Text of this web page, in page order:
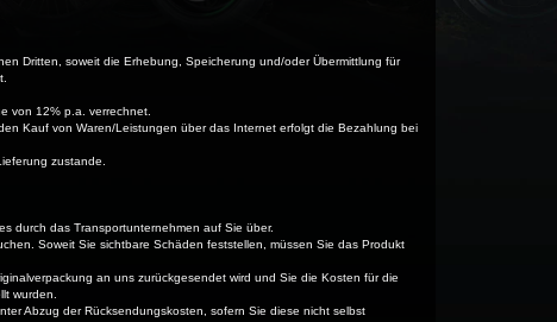
Dritten, soweit die Erhebung, Speicherung und/oder Übermittlung für
von 12% p.a. verrechnet.
Kauf von Waren/Leistungen über das Internet erfolgt die Bezahlung bei
zustande.
durch das Transportunternehmen auf Sie über.
Soweit Sie sichtbare Schäden feststellen, müssen Sie das Produkt
an uns zurückgesendet wird und Sie die Kosten für die
wurden.
Abzug der Rücksendungskosten, sofern Sie diese nicht selbst